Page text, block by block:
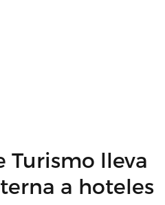
Turismo lleva
a hoteles